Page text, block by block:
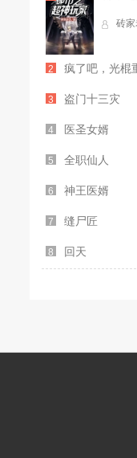
砖
2 疯了吧，光棍
3 盗门十三灾
4 医圣女婿
5 全职仙人
6 神王医婿
7 缝尸匠
8 回天